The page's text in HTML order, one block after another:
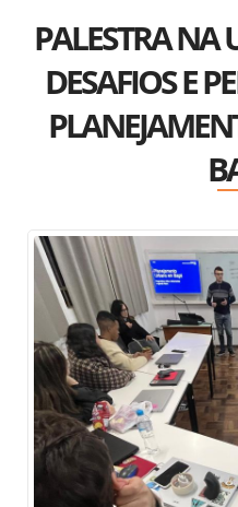
PALESTRA NA
DESAFIOS E